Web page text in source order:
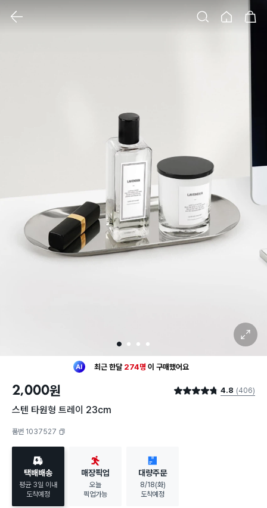
1 2 3 4
확대 보기
최근 한달 274명 이 구매했어요
구매했어요
2,000원 별점 4.8점 4.8 (406)
스텐 타원형 트레이 23cm
품번 1037527
택배배송
평균 3일 이내
도착예정
매장픽업
오늘
픽업가능
대량주문
8/18(화)
도착예정